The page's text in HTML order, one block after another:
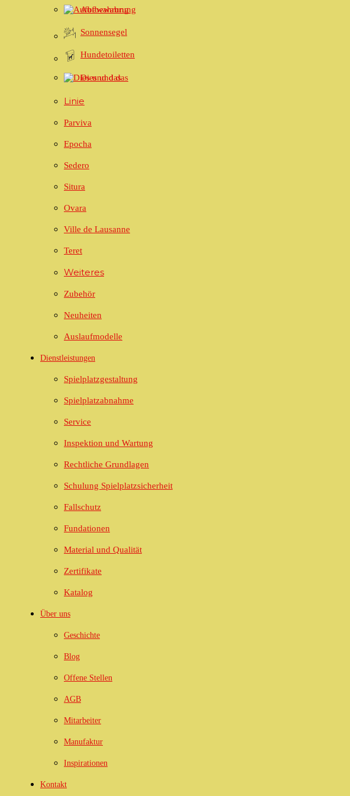
Aufbewahrung
Sonnensegel
Hundetoiletten
Dies und das
Linie
Parviva
Epocha
Sedero
Situra
Ovara
Ville de Lausanne
Teret
Weiteres
Zubehör
Neuheiten
Auslaufmodelle
Dienstleistungen
Spielplatzgestaltung
Spielplatzabnahme
Service
Inspektion und Wartung
Rechtliche Grundlagen
Schulung Spielplatzsicherheit
Fallschutz
Fundationen
Material und Qualität
Zertifikate
Katalog
Über uns
Geschichte
Blog
Offene Stellen
AGB
Mitarbeiter
Manufaktur
Inspirationen
Kontakt